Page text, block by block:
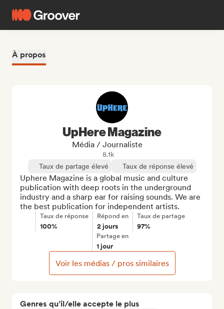
À propos
Genres qu’il/elle accepte le plus
UpHere Magazine
Média / Journaliste
8.1k
Taux de partage élevé
Taux de réponse élevé
Uphere Magazine is a global music and culture
publication with deep roots in the underground
industry and a sharp ear for raising sounds. We are
the best publication for independent artists.
Taux de réponse
100%
Répond en
2 jours
Taux de partage
97%
Partage en
1 jour
Voir les médias / pros similaires